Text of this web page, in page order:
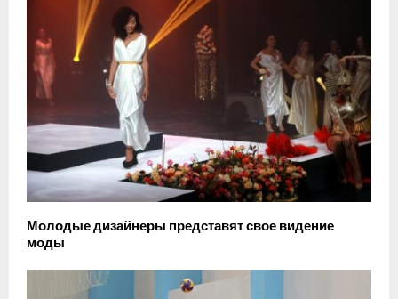
Молодые дизайнеры представят свое видение
моды